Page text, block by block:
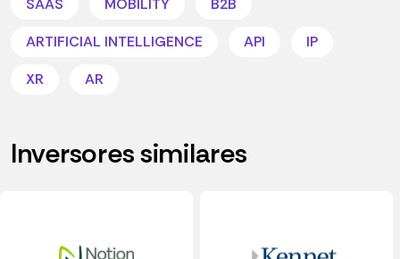
SAAS MOBILITY
B2B
ARTIFICIAL INTELLIGENCE
API
IP
XR
AR
Inversores similares